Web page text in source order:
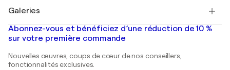
Banksy
Mr. Brainwash
Shepard Fairey
Tableaux abstraits à vendre
Peintures de paysage
Estampes
Peintures acryliques
Galeries
Galeries d'art en France
Galeries d'art en Belgique
Abonnez-vous et bénéficiez d’une réduction de 10 %
sur votre première commande
Nouvelles œuvres, coups de cœur de nos conseillers,
fonctionnalités exclusives.